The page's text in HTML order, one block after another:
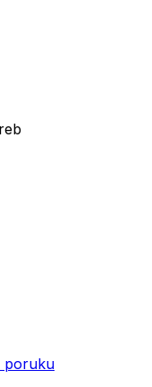
poruku